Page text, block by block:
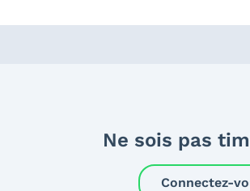
Ne sois pas
Connectez-